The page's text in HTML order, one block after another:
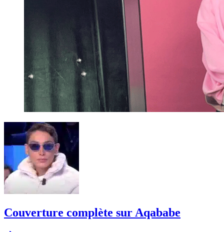
Couverture complète sur Aqababe